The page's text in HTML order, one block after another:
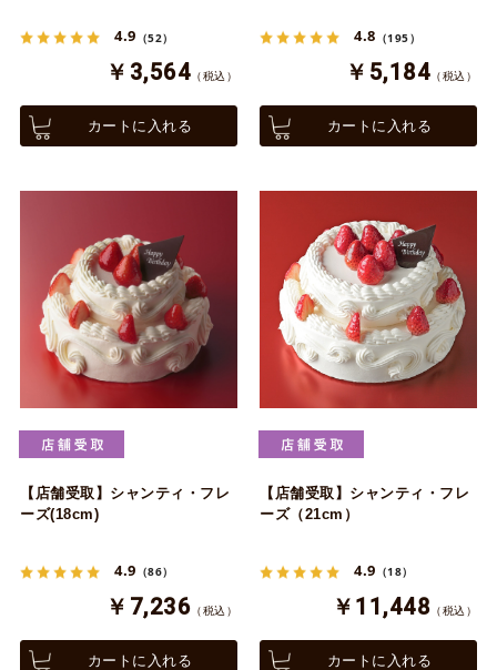
4.9 （52）
￥3,564 （税込）
カートに入れる
4.8 （195）
￥5,184 （税込）
カートに入れる
【店舗受取】シャンティ・フレ
ーズ(18cm)
4.9 （86）
￥7,236 （税込）
カートに入れる
【店舗受取】シャンティ・フレ
ーズ（21cm）
4.9 （18）
￥11,448 （税込）
カートに入れる